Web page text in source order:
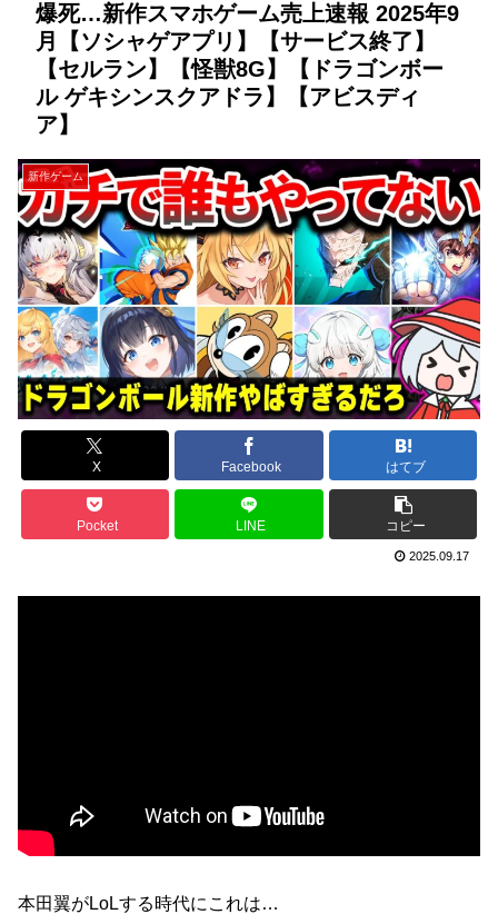
爆死…新作スマホゲーム売上速報 2025年9
月【ソシャゲアプリ】【サービス終了】
【セルラン】【怪獣8G】【ドラゴンボー
ル ゲキシンスクアドラ】【アビスディ
ア】
新作ゲーム
X Facebook はてブ
Pocket LINE コピー
2025.09.17
本田翼がLoLする時代にこれは…